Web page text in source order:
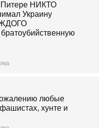
Питере НИКТО
Украину
и
(вконтакте,
Ютуб)
любые
хунте и